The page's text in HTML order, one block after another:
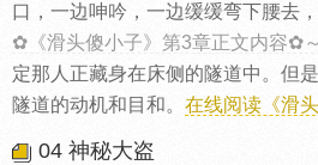
口，一边呻吟，一边缓缓弯下腰去
✿《滑头傻小子》第3章正文内容✿～
定那人正藏身在床侧的隧道中。但
隧道的动机和目和。 在线阅读《滑
04 神秘大盗